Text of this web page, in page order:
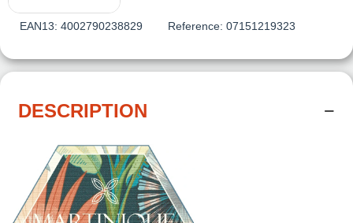
EAN13: 4002790238829 Reference: 07151219323
DESCRIPTION